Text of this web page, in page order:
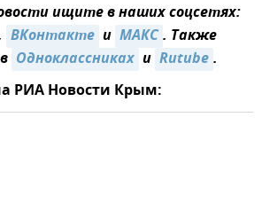
ищите в наших соцсетях:
ВКонтакте и MAКС. Также
Одноклассниках и Rutube.
РИА Новости Крым: